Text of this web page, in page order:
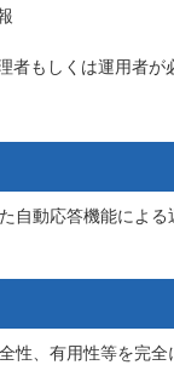
者もしくは運用者が
自動応答機能によ
性、有用性等を完